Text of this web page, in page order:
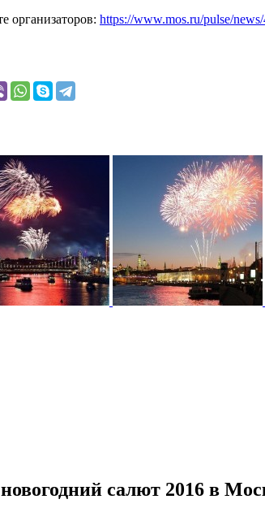
организаторов: https://www.mos.ru/pulse/
салют 2016 в